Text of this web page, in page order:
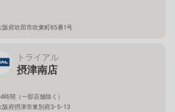
阪府吹田市吹東町65番1号
トライアル
摂津南店
時間（一部店舗除く）
阪府摂津市東別府3-5-13